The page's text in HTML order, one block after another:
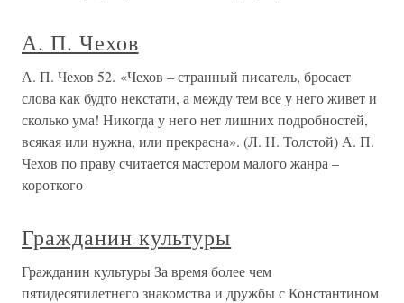
А. П. Чехов
А. П. Чехов 52. «Чехов – странный писатель, бросает
слова как будто некстати, а между тем все у него живет и
сколько ума! Никогда у него нет лишних подробностей,
всякая или нужна, или прекрасна». (Л. Н. Толстой) А. П.
Чехов по праву считается мастером малого жанра –
короткого
Гражданин культуры
Гражданин культуры За время более чем
пятидесятилетнего знакомства и дружбы с Константином